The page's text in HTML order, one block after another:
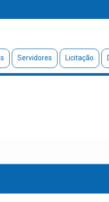
Servidores Licitação